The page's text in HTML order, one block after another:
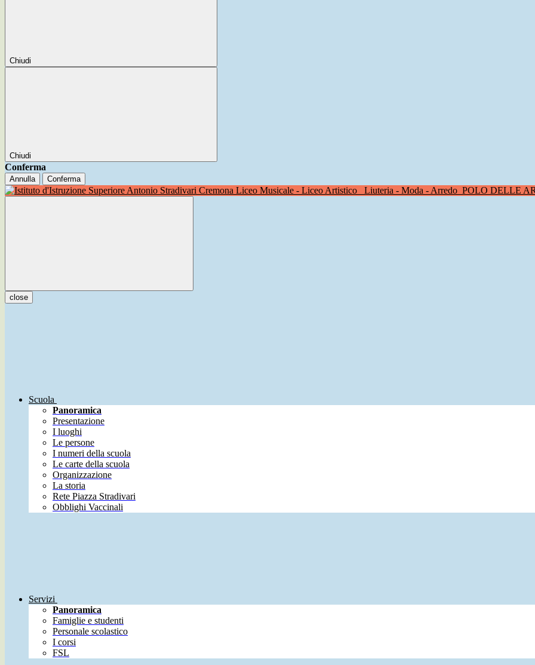
Chiudi
Chiudi
Conferma
Annulla Conferma
Liceo Musicale - Liceo Artistico Liuteria - Moda - Arredo POLO DELLE
close
Scuola
Panoramica
Presentazione
I luoghi
Le persone
I numeri della scuola
Le carte della scuola
Organizzazione
La storia
Rete Piazza Stradivari
Obblighi Vaccinali
Servizi
Panoramica
Famiglie e studenti
Personale scolastico
I corsi
FSL